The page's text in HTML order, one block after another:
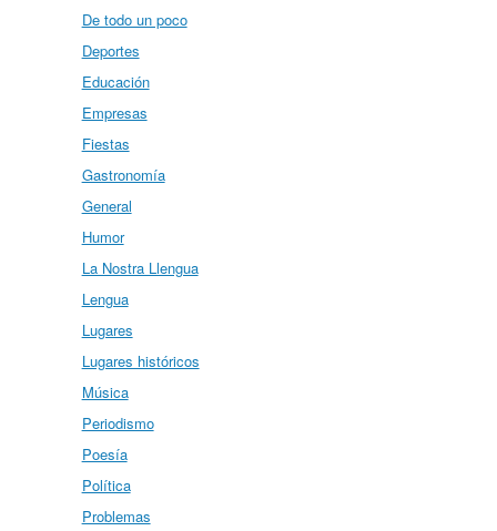
De todo un poco
Deportes
Educación
Empresas
Fiestas
Gastronomía
General
Humor
La Nostra Llengua
Lengua
Lugares
Lugares históricos
Música
Periodismo
Poesía
Política
Problemas